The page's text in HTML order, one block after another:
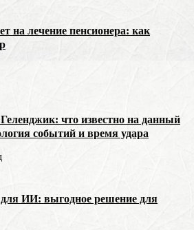
на лечение пенсионера: как
что известно на данный
событий и время удара
ИИ: выгодное решение для